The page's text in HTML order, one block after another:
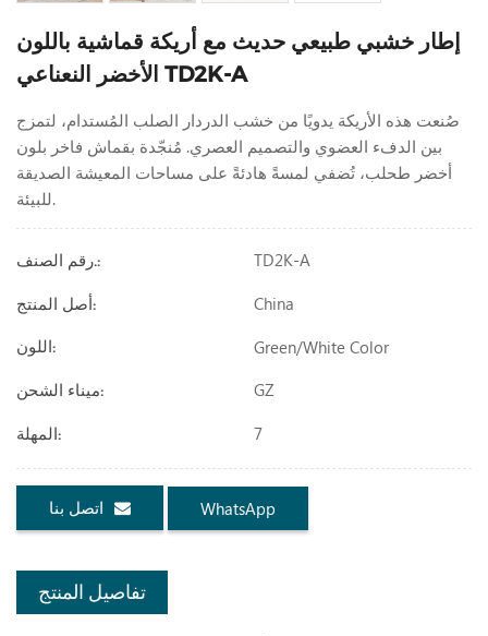
إطار خشبي طبيعي حديث مع أريكة قماشية باللون
الأخضر النعناعي TD2K-A
صُنعت هذه الأريكة يدويًا من خشب الدردار الصلب المُستدام، لتمزج
بين الدفء العضوي والتصميم العصري. مُنجّدة بقماش فاخر بلون
أخضر طحلب، تُضفي لمسةً هادئةً على مساحات المعيشة الصديقة
للبيئة.
رقم الصنف.: TD2K-A
أصل المنتج: China
اللون: Green/White Color
ميناء الشحن: GZ
المهلة: 7
اتصل بنا WhatsApp
تفاصيل المنتج